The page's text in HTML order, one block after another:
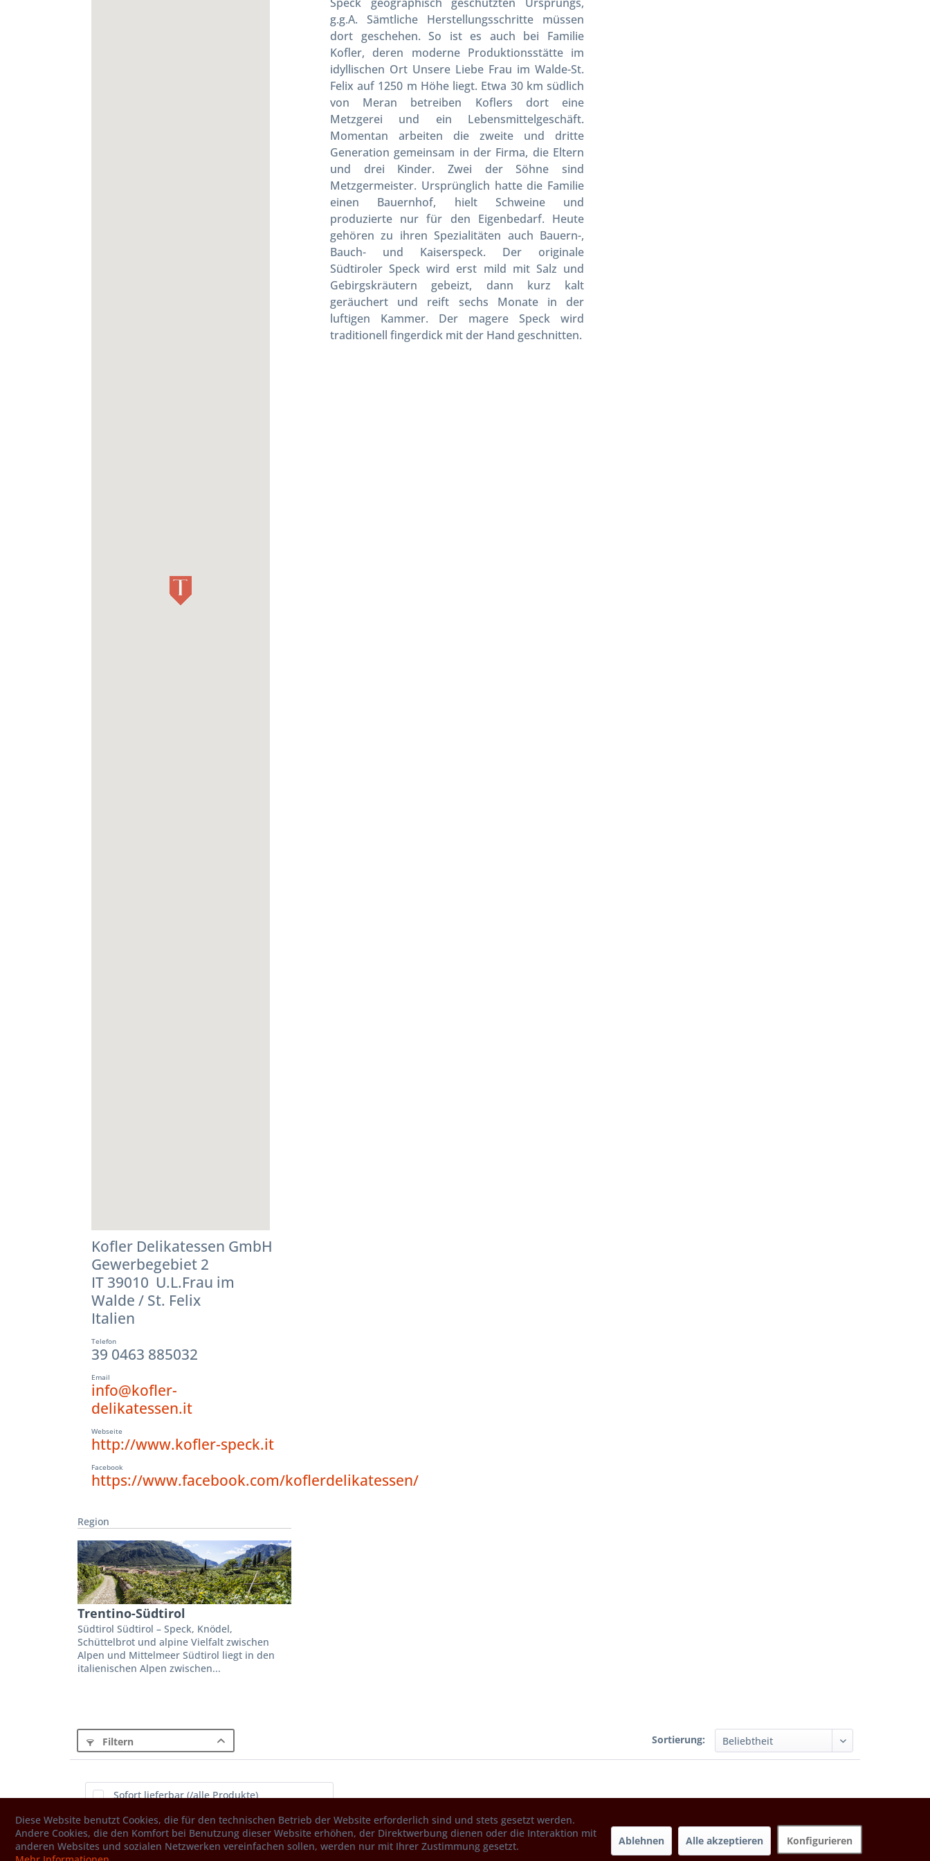
Kofler Delikatessen GmbH
Gewerbegebiet 2
IT 39010 U.L.Frau im
Walde / St. Felix
Italien
Telefon
39 0463 885032
Email
info@kofler-
delikatessen.it
Webseite
http://www.kofler-speck.it
Facebook
https://www.facebook.com/koflerdelikatessen/
Region
Trentino-Südtirol
Südtirol Südtirol – Speck, Knödel,
Schüttelbrot und alpine Vielfalt zwischen
Alpen und Mittelmeer Südtirol liegt in den
italienischen Alpen zwischen...
g.g.A. Sämtliche Herstellungsschritte müssen
dort geschehen. So ist es auch bei Familie
Kofler, deren moderne Produktionsstätte im
idyllischen Ort Unsere Liebe Frau im Walde-St.
Felix auf 1250 m Höhe liegt. Etwa 30 km südlich
von Meran betreiben Koflers dort eine
Metzgerei und ein Lebensmittelgeschäft.
Momentan arbeiten die zweite und dritte
Generation gemeinsam in der Firma, die Eltern
und drei Kinder. Zwei der Söhne sind
Metzgermeister. Ursprünglich hatte die Familie
einen Bauernhof, hielt Schweine und
produzierte nur für den Eigenbedarf. Heute
gehören zu ihren Spezialitäten auch Bauern-,
Bauch- und Kaiserspeck. Der originale
Südtiroler Speck wird erst mild mit Salz und
Gebirgskräutern gebeizt, dann kurz kalt
geräuchert und reift sechs Monate in der
luftigen Kammer. Der magere Speck wird
traditionell fingerdick mit der Hand geschnitten.
Filtern Sortierung:
Sofort lieferbar (/alle Produkte)
Diese Website benutzt Cookies, die für den technischen Betrieb der Website erforderlich sind und stets gesetzt werden.
Andere Cookies, die den Komfort bei Benutzung dieser Website erhöhen, der Direktwerbung dienen oder die Interaktion mit
anderen Websites und sozialen Netzwerken vereinfachen sollen, werden nur mit Ihrer Zustimmung gesetzt.
Ablehnen Alle akzeptieren Konfigurieren